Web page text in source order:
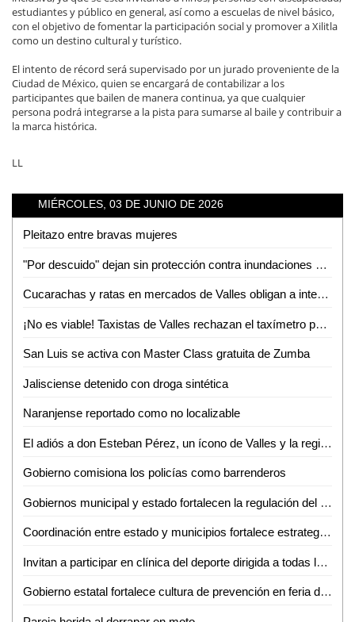
estudiantes y público en general, así como a escuelas de nivel básico,
con el objetivo de fomentar la participación social y promover a Xilitla
como un destino cultural y turístico.
El intento de récord será supervisado por un jurado proveniente de la
Ciudad de México, quien se encargará de contabilizar a los
participantes que bailen de manera continua, ya que cualquier
persona podrá integrarse a la pista para sumarse al baile y contribuir a
la marca histórica.
LL
MIÉRCOLES, 03 DE JUNIO DE 2026
Pleitazo entre bravas mujeres
"Por descuido" dejan sin protección contra inundaciones a colonias de Tamuín
Cucarachas y ratas en mercados de Valles obligan a intensas jornadas de sanitización
¡No es viable! Taxistas de Valles rechazan el taxímetro por baja demanda de viajes
San Luis se activa con Master Class gratuita de Zumba
Jalisciense detenido con droga sintética
Naranjense reportado como no localizable
El adiós a don Esteban Pérez, un ícono de Valles y la región
Gobierno comisiona los policías como barrenderos
Gobiernos municipal y estado fortalecen la regulación del transporte turístico en Ciudad Valles
Coordinación entre estado y municipios fortalece estrategia de seguridad en la huasteca
Invitan a participar en clínica del deporte dirigida a todas las disciplinas en Ciudad Valles
Gobierno estatal fortalece cultura de prevención en feria de seguridad y medio ambiente